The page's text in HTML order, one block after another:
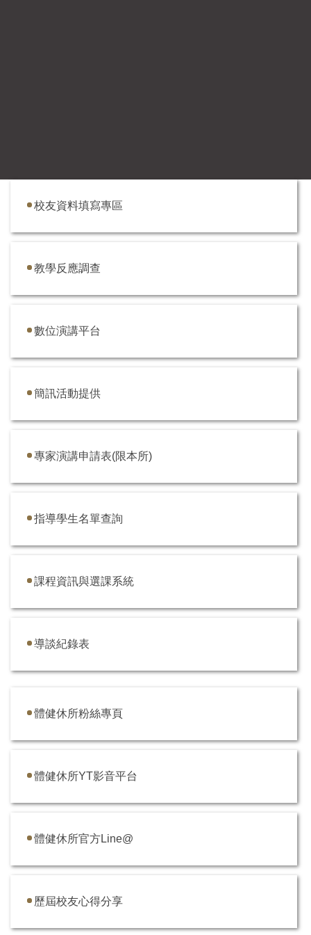
校友資料填寫專區
教學反應調查
數位演講平台
簡訊活動提供
專家演講申請表(限本所)
指導學生名單查詢
課程資訊與選課系統
導談紀錄表
體健休所粉絲專頁
體健休所YT影音平台
體健休所官方Line@
歷屆校友心得分享